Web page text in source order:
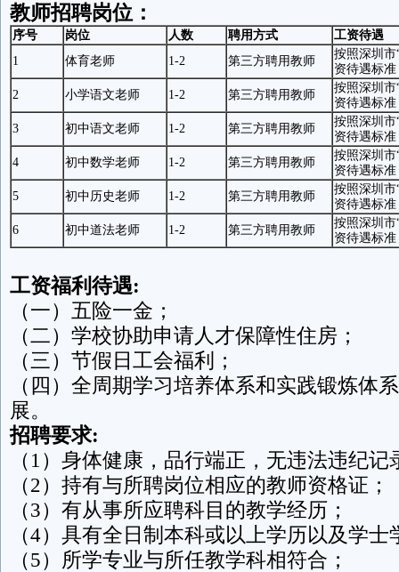
教师招聘岗位：
序号 岗位 人数 聘用方式
工资待遇
1
体育老师 1-2 第三方聘用教师
按照深圳市
资待遇标准
2
小学语文老师 1-2 第三方聘用教师
按照深圳市
资待遇标准
3
初中语文老师 1-2 第三方聘用教师
按照深圳市
资待遇标准
4
初中数学老师 1-2 第三方聘用教师
按照深圳市
资待遇标准
5
初中历史老师 1-2 第三方聘用教师
按照深圳市
资待遇标准
6
初中道法老师 1-2 第三方聘用教师
按照深圳市
资待遇标准
工资福利待遇:
（一）五险一金；
（二）学校协助申请人才保障性住房；
（三）节假日工会福利；
（四）全周期学习培养体系和实践锻炼体
展。
招聘要求:
（1）身体健康，品行端正，无违法违纪记
（2）持有与所聘岗位相应的教师资格证；
（3）有从事所应聘科目的教学经历；
（4）具有全日制本科或以上学历以及学
（5）所学专业与所任教学科相符合；